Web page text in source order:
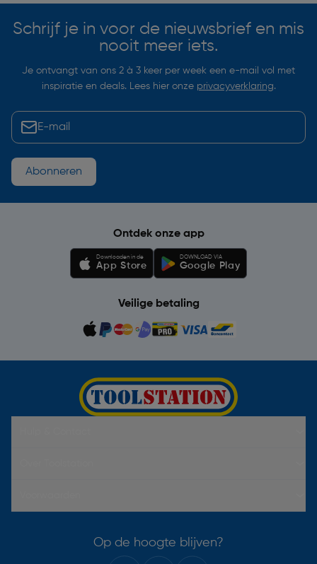
Schrijf je in voor de nieuwsbrief en mis
nooit meer iets.
Je ontvangt van ons 2 à 3 keer per week een e-mail vol met
inspiratie en deals. Lees hier onze privacyverklaring.
Abonneren
Ontdek onze app
Downloaden in de
App Store
DOWNLOAD VIA
Google Play
Veilige betaling
Op de hoogte blijven?